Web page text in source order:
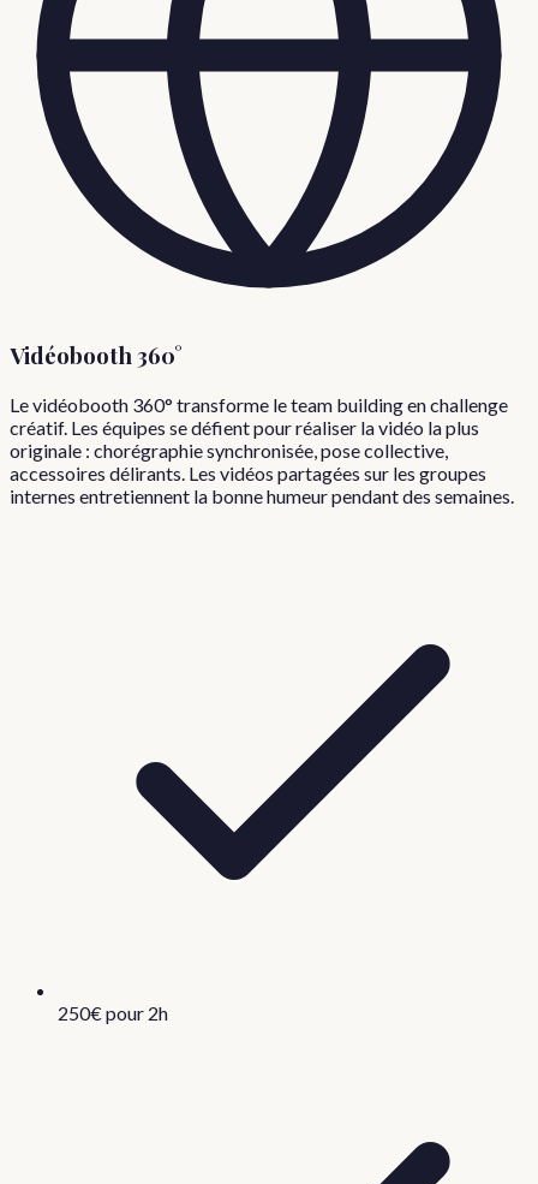
Vidéobooth 360°
Le vidéobooth 360° transforme le team building en challenge
créatif. Les équipes se défient pour réaliser la vidéo la plus
originale : chorégraphie synchronisée, pose collective,
accessoires délirants. Les vidéos partagées sur les groupes
internes entretiennent la bonne humeur pendant des semaines.
250€ pour 2h